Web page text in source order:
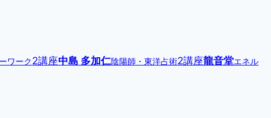
ワーク2講座中島 多加仁陰陽師・東洋占術2講座龍音堂エネル